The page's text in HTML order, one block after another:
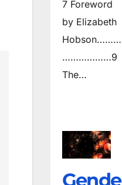
7 Foreword
by Elizabeth
Hobson………
………………9
The…
Gende